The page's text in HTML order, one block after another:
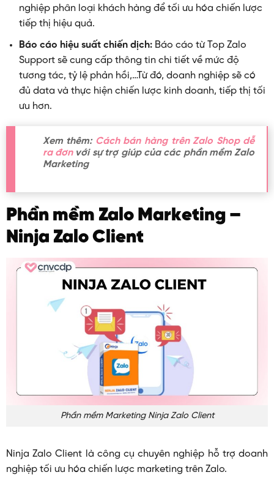
nghiệp phân loại khách hàng để tối ưu hóa chiến lược
tiếp thị hiệu quả.
Báo cáo hiệu suất chiến dịch:Báo cáo từ Top Zalo
Support sẽ cung cấp thông tin chi tiết về mức độ
tương tác, tỷ lệ phản hồi,…Từ đó, doanh nghiệp sẽ có
đủ data và thực hiện chiến lược kinh doanh, tiếp thị tối
ưu hơn.
Xem thêm: Cách bán hàng trên Zalo Shop dễ
ra đơnvới sự trợ giúp của các phần mềm Zalo
Marketing
Phần mềm Zalo Marketing –
Ninja Zalo Client
Phần mềm Marketing Ninja Zalo Client
Ninja Zalo Client là công cụ chuyên nghiệp hỗ trợ doanh
nghiệp tối ưu hóa chiến lược marketing trên Zalo.